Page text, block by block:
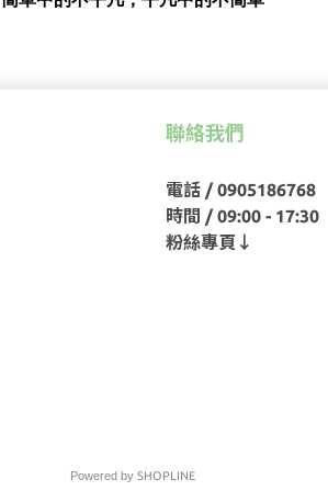
聯絡我們
電話 / 0905186768
時間 / 09:00 - 17:30
粉絲專頁↓
Powered by SHOPLINE